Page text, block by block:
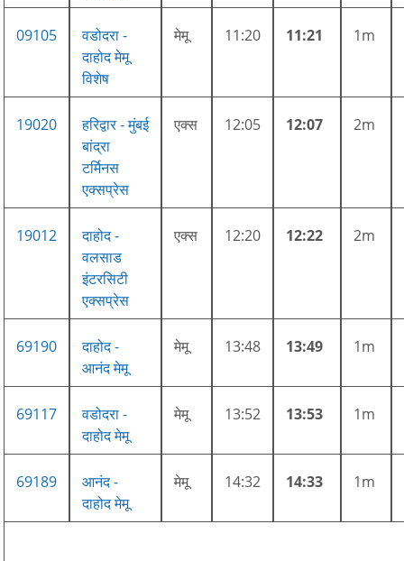
09105
वडोदरा -
दाहोद मेमू
विशेष
मेमू 11:20 11:21 1m
19020
हरिद्वार - मुंबई
बांद्रा
टर्मिनस
एक्सप्रेस
एक्स 12:05 12:07 2m
19012
दाहोद -
वलसाड
इंटरसिटी
एक्सप्रेस
एक्स 12:20 12:22 2m
69190
दाहोद -
आनंद मेमू
मेमू 13:48 13:49 1m
69117
वडोदरा -
दाहोद मेमू
मेमू 13:52 13:53 1m
69189
आनंद -
दाहोद मेमू
मेमू 14:32 14:33 1m